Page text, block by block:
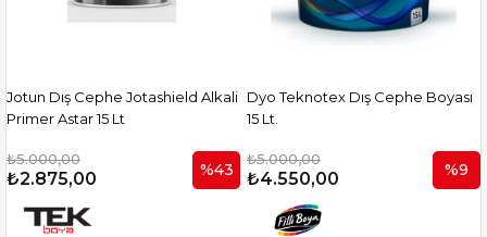
Jotun Dış Cephe Jotashield Alkali
Primer Astar 15 Lt
₺5.000,00
₺2.875,00 %43
Dyo Teknotex Dış Cephe Boyası
15 Lt.
₺5.000,00
₺4.550,00 %9